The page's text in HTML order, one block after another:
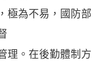
極為不易，國防部
理。在後勤體制方